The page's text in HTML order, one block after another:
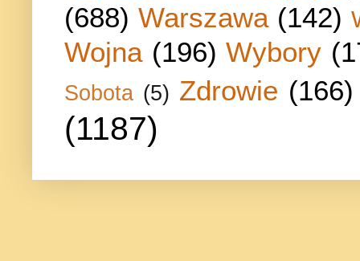
(688) Warszawa (142)
Wojna (196) Wybory
Sobota (5) Zdrowie (166)
(1187)